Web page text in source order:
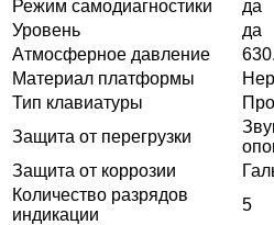
Режим самодиагностики
да
Уровень
да
Атмосферное давление
Материал платформы
Тип клавиатуры
Защита от перегрузки
Защита от коррозии
Количество разрядов
индикации
5